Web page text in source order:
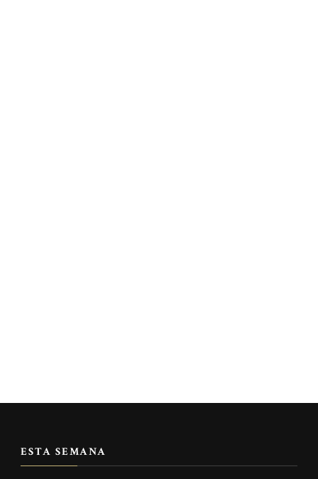
ESTA SEMANA